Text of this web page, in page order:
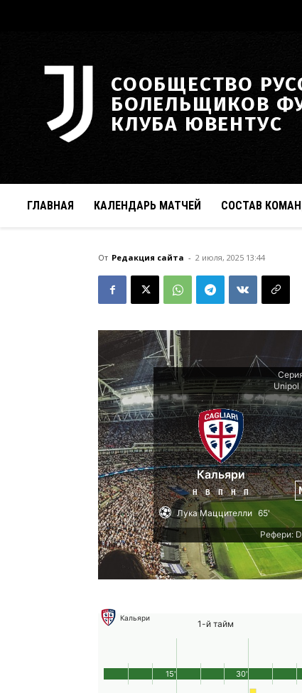
СООБЩЕСТВО
БОЛЕЛЬЩИКОВ
КЛУБА ЮВЕНТУС
ГЛАВНАЯ КАЛЕНДАРЬ МАТЧЕЙ СОСТАВ
От Редакция сайта - 2 июля, 2025 13:44
Unipol
Кальяри
Н В П Н П
Лука Маццителли 65'
Рефери:
Кальяри
1-й тайм
15' 30'